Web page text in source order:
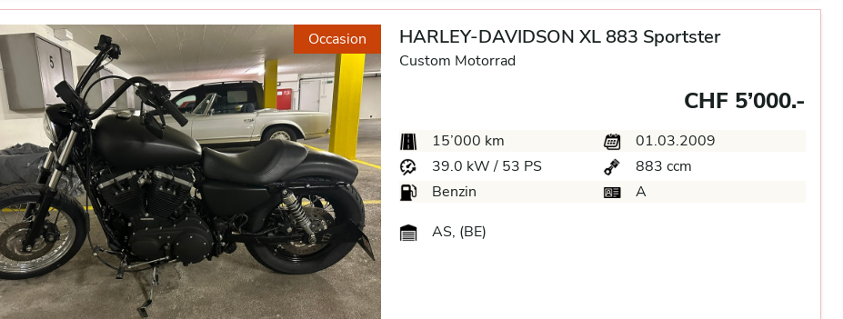
Occasion HARLEY-DAVIDSON XL 883 Sportster
Custom Motorrad
CHF 5’000.-
15’000 km
01.03.2009
39.0 kW / 53 PS
883 ccm
Benzin
A
AS, (BE)